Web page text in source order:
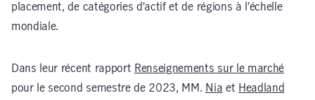
placement, de catégories d’actif et de régions à l’échelle
mondiale.
Dans leur récent rapport Renseignements sur le marché
pour le second semestre de 2023, MM. Nia et Headland